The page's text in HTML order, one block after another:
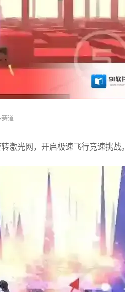
赛道
激光网，开启极速飞行竞速挑战。